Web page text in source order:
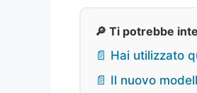
🔎 Ti potrebbe
📄 Hai utilizzato
📄 Il nuovo